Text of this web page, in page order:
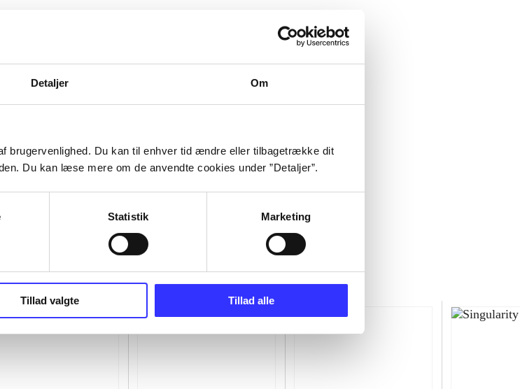
Detaljer Om
brugervenlighed. Du kan til enhver tid ændre eller tilbagetrække dit
Du kan læse mere om de anvendte cookies under ”Detaljer”.
Statistik Marketing
Tillad valgte Tillad alle